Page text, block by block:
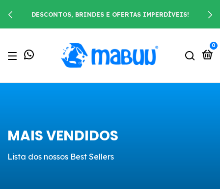
DESCONTOS, BRINDES E OFERTAS IMPERDÍVEIS!
0
MAIS VENDIDOS
Lista dos nossos Best Sellers